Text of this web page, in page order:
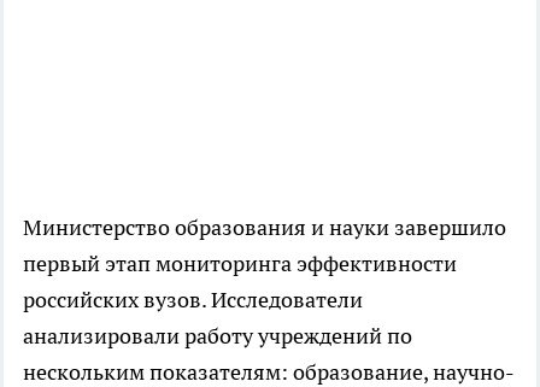
Министерство образования и науки завершило
первый этап мониторинга эффективности
российских вузов. Исследователи
анализировали работу учреждений по
нескольким показателям: образование, научно-